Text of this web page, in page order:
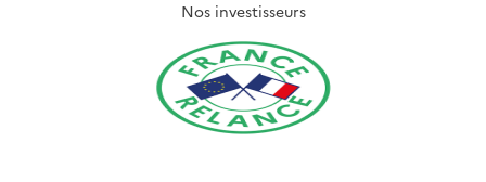
Nos investisseurs